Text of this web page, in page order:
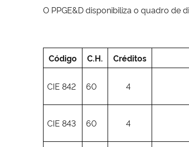
O PPGE&D disponibiliza o quadro de
Código C.H. Créditos
CIE 842 60 4
CIE 843 60 4